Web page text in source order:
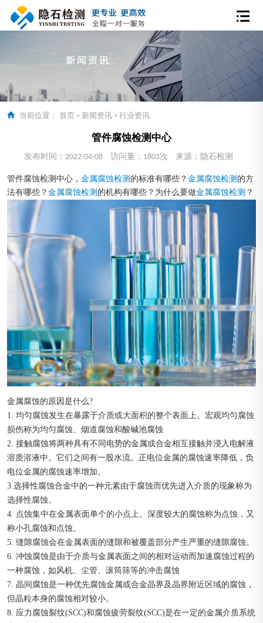
当前位置： 首页 > 新闻资讯 > 行业资讯
管件腐蚀检测中心
发布时间：2022-04-08 访问量：1803次 来源：隐石检测
管件腐蚀检测中心， 金属腐蚀检测 的标准有哪些？ 金属腐蚀检测 的方
法有哪些？ 金属腐蚀检测 的机构有哪些？为什么要做金属腐蚀检测 ？
金属腐蚀的原因是什么?
1. 均匀腐蚀发生在暴露于介质或大面积的整个表面上。宏观均匀腐蚀
损伤称为均匀腐蚀、烟道腐蚀和酸碱池腐蚀
2. 接触腐蚀将两种具有不同电势的金属或合金相互接触并浸入电解液
溶质溶液中。它们之间有一股水流。正电位金属的腐蚀速率降低，负
电位金属的腐蚀速率增加。
3.选择性腐蚀合金中的一种元素由于腐蚀而优先进入介质的现象称为
选择性腐蚀。
4. 点蚀集中在金属表面单个的小点上。深度较大的腐蚀称为点蚀，又
称小孔腐蚀和点蚀。
5. 缝隙腐蚀会在金属表面的缝隙和被覆盖部分产生严重的缝隙腐蚀。
6. 冲蚀腐蚀是由于介质与金属表面之间的相对运动而加速腐蚀过程的
一种腐蚀，如风机、尘管、滚筒筛等的冲击腐蚀
7. 晶间腐蚀是一种优先腐蚀金属或合金晶界及晶界附近区域的腐蚀，
但晶粒本身的腐蚀相对较小。
8. 应力腐蚀裂纹(SCC)和腐蚀疲劳裂纹(SCC)是在一定的金属介质系统